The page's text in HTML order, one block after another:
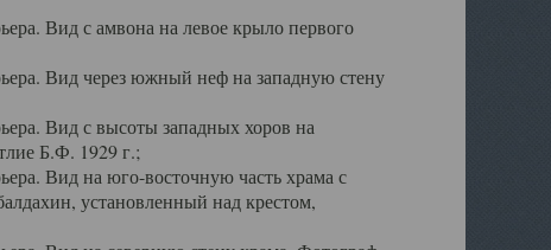
Вид с амвона на левое крыло первого
Вид через южный неф на западную стену
Вид с высоты западных хоров на
Б.Ф. 1929 г.;
Вид на юго-восточную часть храма с
установленный над крестом,